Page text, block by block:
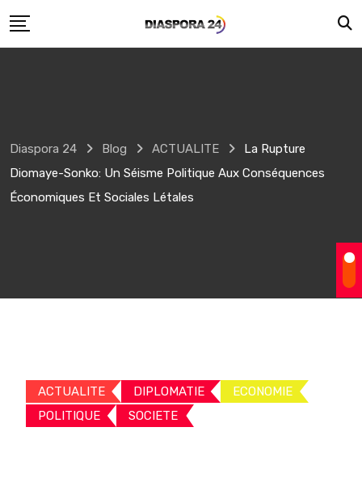
to
Diaspora 24 Blog ACTUALITE
La Rupture
Diomaye-Sonko: Un Séisme Politique Aux Conséquences
Économiques Et Sociales Létales
ACTUALITE DIPLOMATIE
ECONOMIE
POLITIQUE
SOCIETE